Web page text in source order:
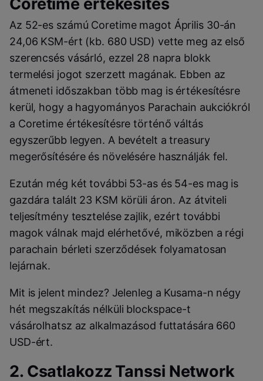
Az 52-es számú Coretimemagot Április 30-án
24,06 KSM-ért (kb. 680 USD) vette meg az első
szerencsés vásárló, ezzel 28 napra blokk
termelési jogot szerzett magának. Ebben az
átmeneti időszakban több mag is értékesítésre
kerül, hogy a hagyományos Parachain aukciókról
a Coretimeértékesítésre történő váltás
egyszerűbb legyen. A bevételt atreasury
megerősítésére és növelésére használják fel.
Ezután még két további 53-as és 54-es mag is
gazdára talált 23 KSM körüli áron. Az átviteli
teljesítmény tesztelése zajlik, ezért további
magok válnak majd elérhetővé, miközben a régi
parachain bérleti szerződések folyamatosan
lejárnak.
Mit is jelent mindez? Jelenleg a Kusama-n négy
hét megszakítás nélküli blockspace-t
vásárolhatsz az alkalmazásod futtatására 660
USD-ért.
2. Csatlakozz Tanssi Network